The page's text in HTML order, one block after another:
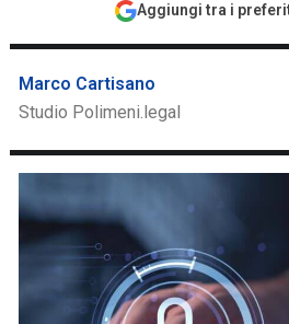
Aggiungi tra i
Marco Cartisano
Studio Polimeni.legal